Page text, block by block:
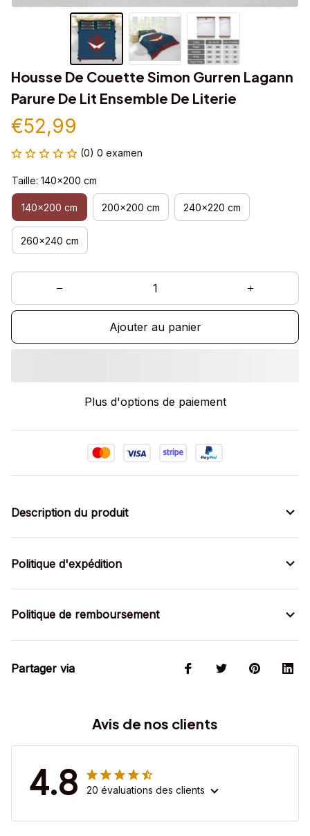
Housse De Couette Simon Gurren Lagann
Parure De Lit Ensemble De Literie
€52,99
(0) 0 examen
Taille: 140x200 cm
140x200 cm 200x200 cm 240x220 cm
260x240 cm
Ajouter au panier
Plus d'options de paiement
Description du produit
Politique d'expédition
Politique de remboursement
Partager via
Avis de nos clients
4.8 20 évaluations des clients